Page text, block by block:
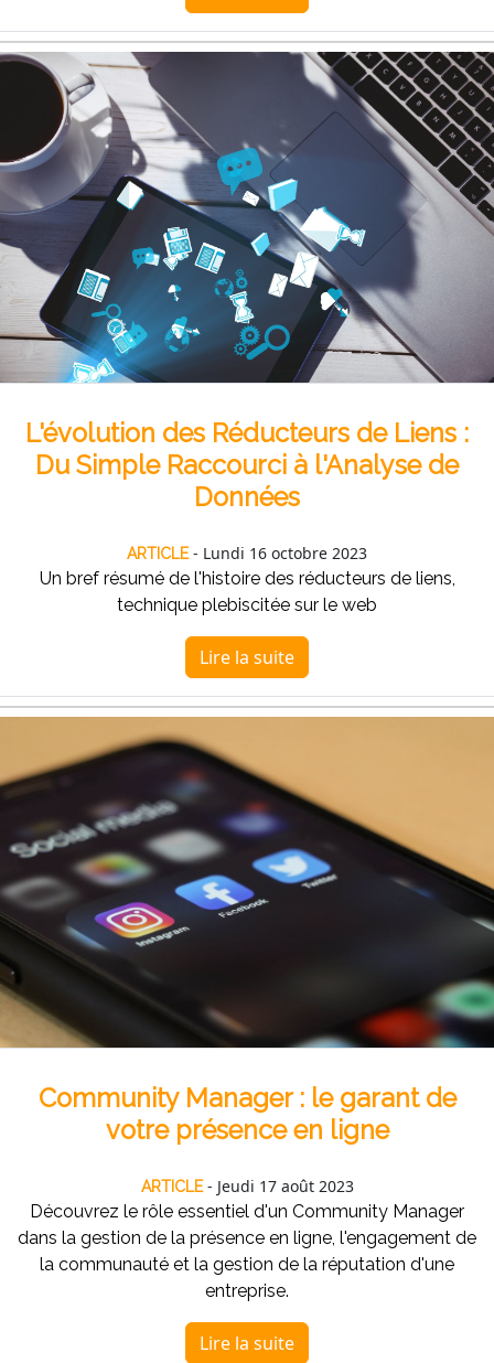
L'évolution des Réducteurs de Liens :
Du Simple Raccourci à l'Analyse de
Données
ARTICLE- Lundi 16 octobre 2023
Un bref résumé de l'histoire des réducteurs de liens,
technique plebiscitée sur le web
Lire la suite
Community Manager : le garant de
votre présence en ligne
ARTICLE- Jeudi 17 août 2023
Découvrez le rôle essentiel d'un Community Manager
dans la gestion de la présence en ligne, l'engagement de
la communauté et la gestion de la réputation d'une
entreprise.
Lire la suite